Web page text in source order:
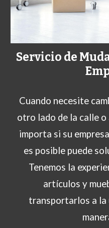
Servicio de
Cuando necesite
otro lado de la calle
importa si su
es posible puede
Tenemos la
artículos y
transportarlos a la